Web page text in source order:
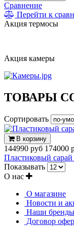
Сравнение
Перейти к
Акция термосы
Акция камеры
ТОВАРЫ
Сортировать
В корзину
144990 руб 174000
Пластиковый
Показывать
О нас
О магазине
Новости и
Наши бренды
Договор